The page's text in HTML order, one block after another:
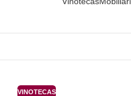
VINOTECAS